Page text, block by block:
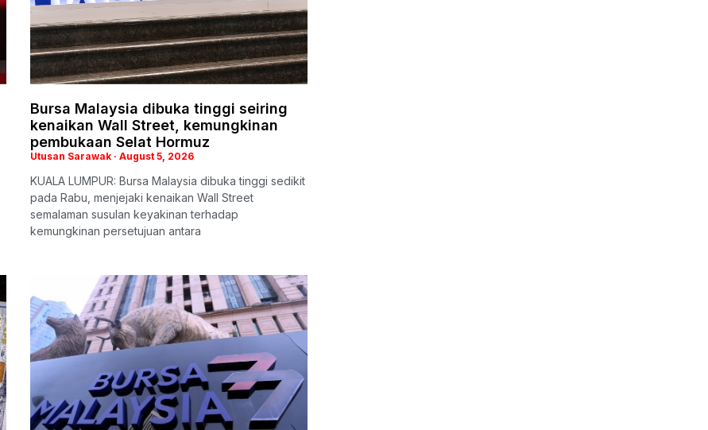
Bursa Malaysia dibuka tinggi seiring
kenaikan Wall Street, kemungkinan
pembukaan Selat Hormuz
Utusan Sarawak August 5, 2026
KUALA LUMPUR: Bursa Malaysia dibuka tinggi sedikit
pada Rabu, menjejaki kenaikan Wall Street
semalaman susulan keyakinan terhadap
kemungkinan persetujuan antara